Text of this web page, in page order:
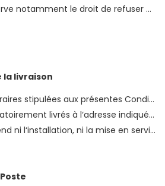
Commande émanant d‘un Client qui n‘aurait pas réglé totalement une Commande précédente ou avec lequel un litige ne serait pas résolu.
la livraison
Sauf dispositions contraires stipulées aux présentes Conditions Générales de Vente les frais de livraison sont toujours à la charge du Client.
de sa Commande. C‘est pourquoi MECA-EXPRESS conseille au Client de s‘assurer de l‘exactitude des informations qu‘il a pu fournir pour la livraison de sa Commande.
en service du Produit commandé, ni la reprise de l‘ancien matériel.